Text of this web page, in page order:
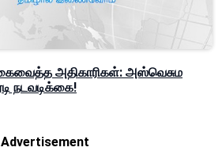
அதிகாரிகள்: அஸ்வெசும
நடவடிக்கை!
Advertisement